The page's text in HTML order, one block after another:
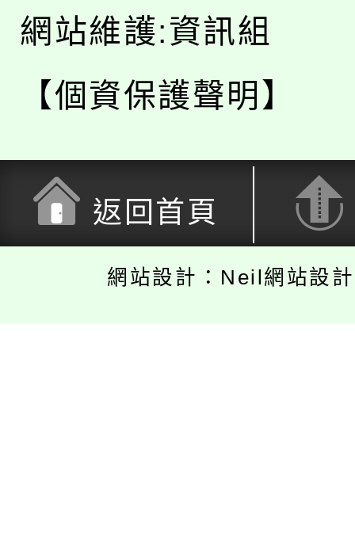
網站維護:資訊組
【個資保護聲明】
返回首頁
網站設計：Neil網站設